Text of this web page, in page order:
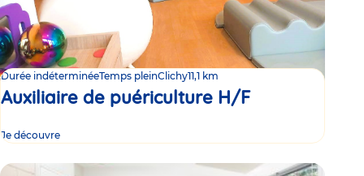
Durée indéterminéeTemps pleinClichy11,1 km
Auxiliaire de puériculture H/F
Je découvre